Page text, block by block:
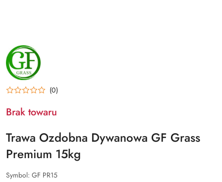
NAZWA
PRODUCENTA:
GF
GRASS
(0)
Brak towaru
Trawa Ozdobna Dywanowa GF Grass
Premium 15kg
Symbol: GF PR15